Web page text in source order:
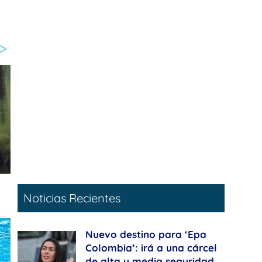
Noticias Recientes
Nuevo destino para ‘Epa
Colombia’: irá a una cárcel